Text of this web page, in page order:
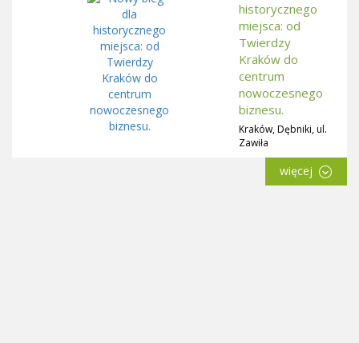
historycznego
miejsca: od
Twierdzy
Kraków do
centrum
nowoczesnego
biznesu.
Kraków, Dębniki, ul.
Zawiła
więcej